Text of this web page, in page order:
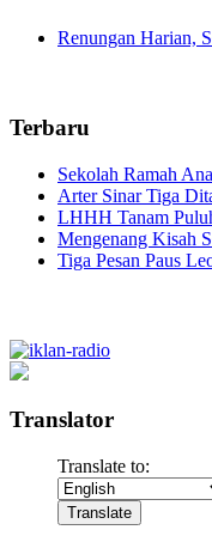
Renungan Harian,
Terbaru
Sekolah Ramah
Arter Sinar Tiga
LHHH Tanam
Mengenang Kisah
Tiga Pesan Paus
Translator
Translate to: